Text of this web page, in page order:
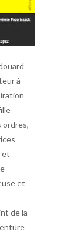
à
ordres,
et
et
de la